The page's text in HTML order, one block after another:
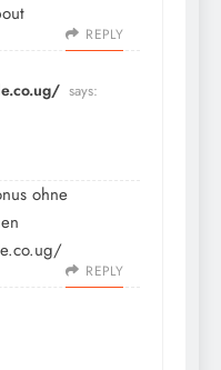
REPLY
says:
ohne
REPLY